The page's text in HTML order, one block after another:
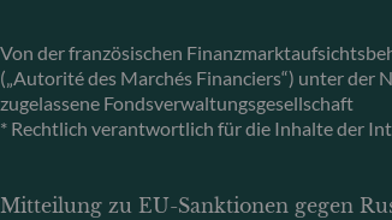
Von der französischen
(„Autorité des Marchés Financiers“) unter der
zugelassene Fondsverwaltungsgesellschaft
* Rechtlich verantwortlich für die Inhalte der
Mitteilung zu EU-Sanktionen gegen